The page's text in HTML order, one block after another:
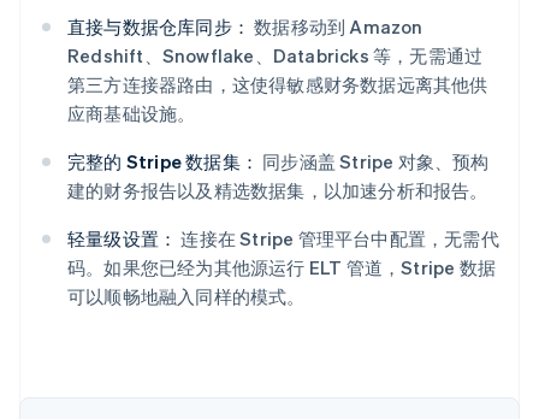
直接与数据仓库同步： 数据移动到 Amazon
Redshift、Snowflake、Databricks 等，无需通过
第三方连接器路由，这使得敏感财务数据远离其他供
应商基础设施。
完整的 Stripe 数据集： 同步涵盖 Stripe 对象、预构
建的财务报告以及精选数据集，以加速分析和报告。
轻量级设置： 连接在 Stripe 管理平台中配置，无需代
码。如果您已经为其他源运行 ELT 管道，Stripe 数据
可以顺畅地融入同样的模式。
阿联酋
English
爱尔兰
English
爱沙尼亚
English
奥地利
澳大利亚
English
巴西
比利时